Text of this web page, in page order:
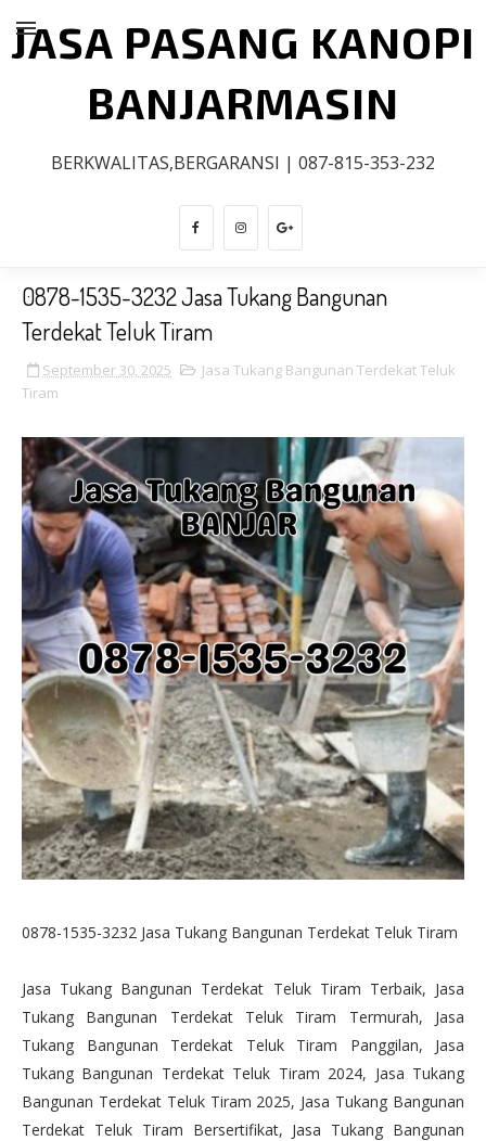
JASA PASANG KANOPI
BANJARMASIN
BERKWALITAS,BERGARANSI | 087-815-353-232
0878-1535-3232 Jasa Tukang Bangunan
Terdekat Teluk Tiram
September 30, 2025
Jasa Tukang Bangunan Terdekat Teluk
Tiram
0878-1535-3232 Jasa Tukang Bangunan Terdekat Teluk Tiram
Jasa Tukang Bangunan Terdekat Teluk Tiram Terbaik, Jasa
Tukang Bangunan Terdekat Teluk Tiram Termurah, Jasa
Tukang Bangunan Terdekat Teluk Tiram Panggilan, Jasa
Tukang Bangunan Terdekat Teluk Tiram 2024, Jasa Tukang
Bangunan Terdekat Teluk Tiram 2025, Jasa Tukang Bangunan
Terdekat Teluk Tiram Bersertifikat, Jasa Tukang Bangunan